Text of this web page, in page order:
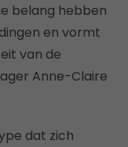
belang hebben
en vormt
van de
Anne-Claire
dat zich